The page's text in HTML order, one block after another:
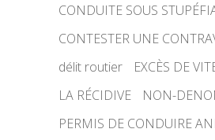
CONDUITE SOUS
CONTESTER UNE
délit routier
EXCÈS DE
LA RÉCIDIVE
NON-
PERMIS DE CONDUIRE